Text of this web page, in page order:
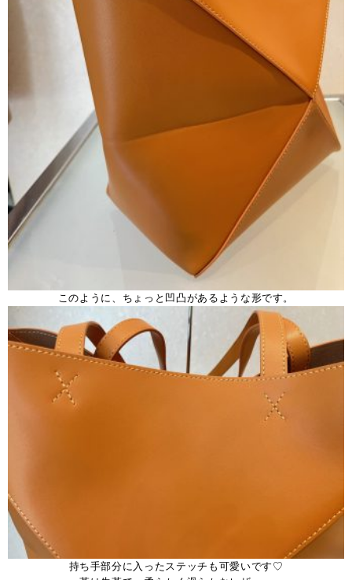
このように、ちょっと凹凸があるような形です。
持ち手部分に入ったステッチも可愛いです♡